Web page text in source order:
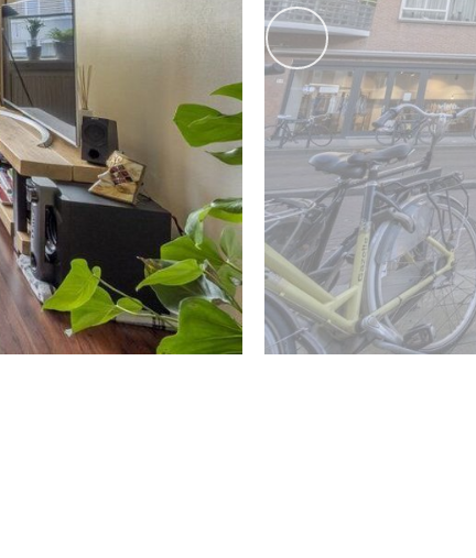
aanvaardt de makelaar of zijn opdrachtgever geen
harte uit deze onder onze aandacht te brengen.
volgende